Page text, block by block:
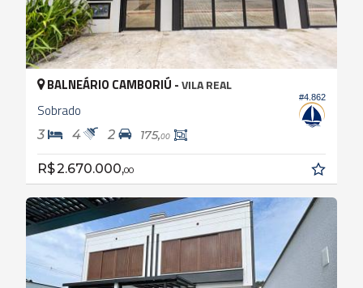
#4.862
BALNEÁRIO CAMBORIÚ -VILA REAL
Sobrado
3 4 2 175,00
R$ 2.670.000,00